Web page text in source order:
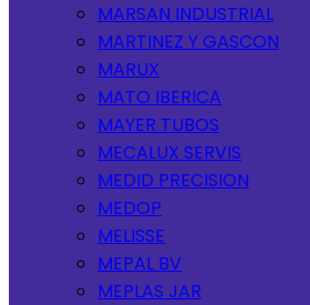
MARSAN INDUSTRIAL
MARTINEZ Y GASCON
MARUX
MATO IBERICA
MAYER TUBOS
MECALUX SERVIS
MEDID PRECISION
MEDOP
MELISSE
MEPAL BV
MEPLAS JAR